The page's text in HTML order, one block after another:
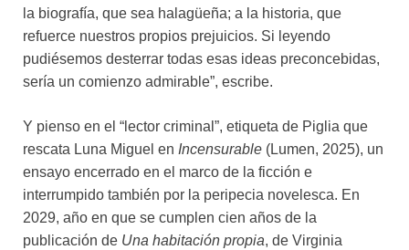
la biografía, que sea halagüeña; a la historia, que
refuerce nuestros propios prejuicios. Si leyendo
pudiésemos desterrar todas esas ideas preconcebidas,
sería un comienzo admirable”, escribe.
Y pienso en el “lector criminal”, etiqueta de Piglia que
rescata Luna Miguel en Incensurable (Lumen, 2025), un
ensayo encerrado en el marco de la ficción e
interrumpido también por la peripecia novelesca. En
2029, año en que se cumplen cien años de la
publicación de Una habitación propia, de Virginia